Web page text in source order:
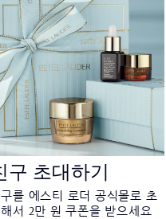
구 초대하기
를 에스티 로더 공식몰로 초
서 2만 원 쿠폰을 받으세요